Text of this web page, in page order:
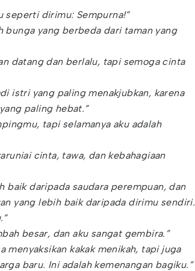
seperti dirimu: Sempurna!”
bunga yang berbeda dari taman yang
datang dan berlalu, tapi semoga cinta
istri yang paling menakjubkan, karena
paling hebat.”
tapi selamanya aku adalah
cinta, tawa, dan kebahagiaan
baik daripada saudara perempuan, dan
yang lebih baik daripada dirimu sendiri.
besar, dan aku sangat gembira.”
menyaksikan kakak menikah, tapi juga
baru. Ini adalah kemenangan bagiku.”